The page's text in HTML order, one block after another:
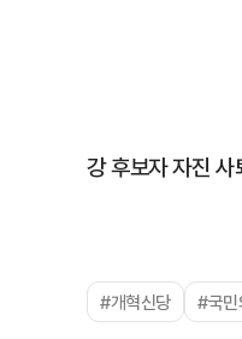
강 후보자 자진
#개혁신당 #국민